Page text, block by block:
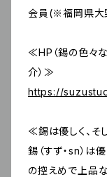
会員(※福岡県大
≪HP（錫の色々
介）≫
https://
≪錫は優しく、そ
錫（すず・sn）は
の控えめで上品